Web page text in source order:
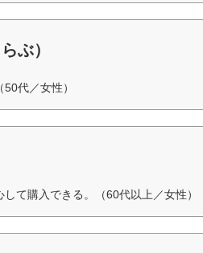
ぶ）
代／女性）
て購入できる。（60代以上／女性）